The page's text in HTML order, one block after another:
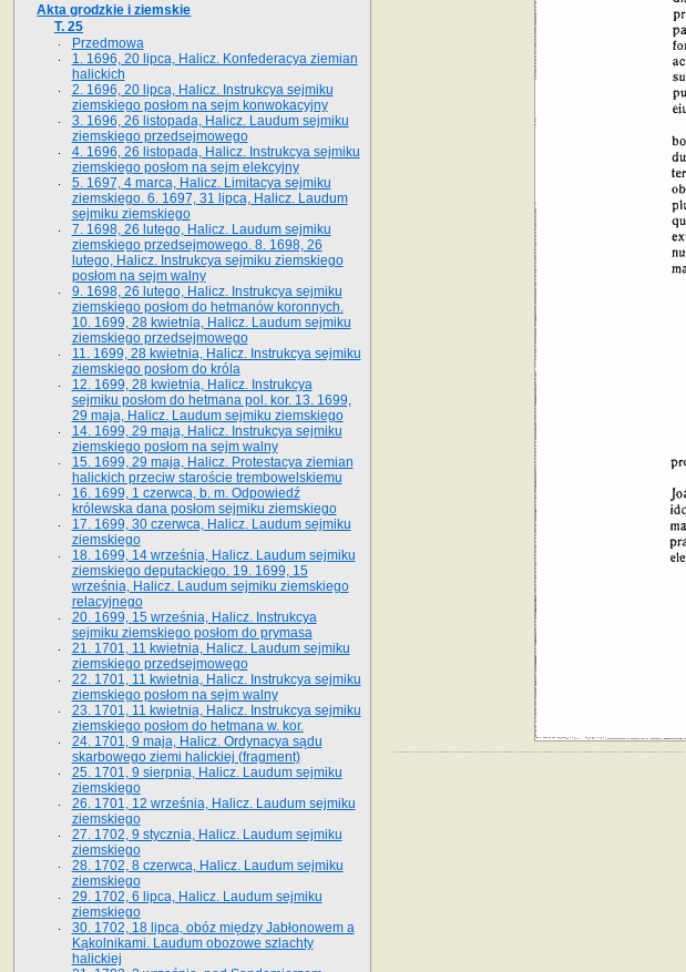
Akta grodzkie i ziemskie
T. 25
Przedmowa
1. 1696, 20 lipca, Halicz. Konfederacya ziemian
halickich
2. 1696, 20 lipca, Halicz. Instrukcya sejmiku
ziemskiego posłom na sejm konwokacyjny
3. 1696, 26 listopada, Halicz. Laudum sejmiku
ziemskiego przedsejmowego
4. 1696, 26 listopada, Halicz. Instrukcya sejmiku
ziemskiego posłom na sejm elekcyjny
5. 1697, 4 marca, Halicz. Limitacya sejmiku
ziemskiego. 6. 1697, 31 lipca, Halicz. Laudum
sejmiku ziemskiego
7. 1698, 26 lutego, Halicz. Laudum sejmiku
ziemskiego przedsejmowego. 8. 1698, 26
lutego, Halicz. Instrukcya sejmiku ziemskiego
posłom na sejm walny
9. 1698, 26 lutego, Halicz. Instrukcya sejmiku
ziemskiego posłom do hetmanów koronnych.
10. 1699, 28 kwietnia, Halicz. Laudum sejmiku
ziemskiego przedsejmowego
11. 1699, 28 kwietnia, Halicz. Instrukcya sejmiku
ziemskiego posłom do króla
12. 1699, 28 kwietnia, Halicz. Instrukcya
sejmiku posłom do hetmana pol. kor. 13. 1699,
29 maja, Halicz. Laudum sejmiku ziemskiego
14. 1699, 29 maja, Halicz. Instrukcya sejmiku
ziemskiego posłom na sejm walny
15. 1699, 29 maja, Halicz. Protestacya ziemian
halickich przeciw staroście trembowelskiemu
16. 1699, 1 czerwca, b. m. Odpowiedź
królewska dana posłom sejmiku ziemskiego
17. 1699, 30 czerwca, Halicz. Laudum sejmiku
ziemskiego
18. 1699, 14 września, Halicz. Laudum sejmiku
ziemskiego deputackiego. 19. 1699, 15
września, Halicz. Laudum sejmiku ziemskiego
relacyjnego
20. 1699, 15 września, Halicz. Instrukcya
sejmiku ziemskiego posłom do prymasa
21. 1701, 11 kwietnia, Halicz. Laudum sejmiku
ziemskiego przedsejmowego
22. 1701, 11 kwietnia, Halicz. Instrukcya sejmiku
ziemskiego posłom na sejm walny
23. 1701, 11 kwietnia, Halicz. Instrukcya sejmiku
ziemskiego posłom do hetmana w. kor.
24. 1701, 9 maja, Halicz. Ordynacya sądu
skarbowego ziemi halickiej (fragment)
25. 1701, 9 sierpnia, Halicz. Laudum sejmiku
ziemskiego
26. 1701, 12 września, Halicz. Laudum sejmiku
ziemskiego
27. 1702, 9 stycznia, Halicz. Laudum sejmiku
ziemskiego
28. 1702, 8 czerwca, Halicz. Laudum sejmiku
ziemskiego
29. 1702, 6 lipca, Halicz. Laudum sejmiku
ziemskiego
30. 1702, 18 lipca, obóz między Jabłonowem a
Kąkolnikami. Laudum obozowe szlachty
halickiej